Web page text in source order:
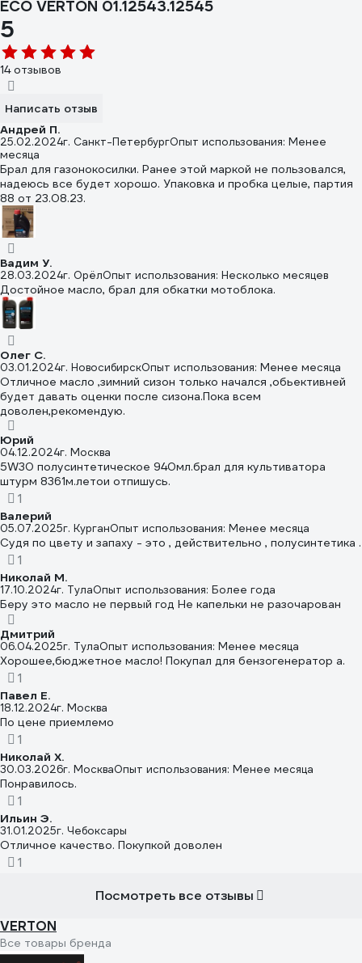
ECO VERTON 01.12543.12545
5
14 отзывов
Написать отзыв
Андрей П.
25.02.2024г. Санкт-ПетербургОпыт использования: Менее
месяца
Брал для газонокосилки. Ранее этой маркой не пользовался,
надеюсь все будет хорошо. Упаковка и пробка целые, партия
88 от 23.08.23.
Вадим У.
28.03.2024г. ОрёлОпыт использования: Несколько месяцев
Достойное масло, брал для обкатки мотоблока.
Олег С.
03.01.2024г. НовосибирскОпыт использования: Менее месяца
Отличное масло ,зимний сизон только начался ,обьективней
будет давать оценки после сизона.Пока всем
доволен,рекомендую.
Юрий
04.12.2024г. Москва
5W30 полусинтетическое 940мл.брал для культиватора
штурм 8361м.летои отпишусь.
1
Валерий
05.07.2025г. КурганОпыт использования: Менее месяца
Судя по цвету и запаху - это , действительно , полусинтетика .
1
Николай М.
17.10.2024г. ТулаОпыт использования: Более года
Беру это масло не первый год Не капельки не разочарован
Дмитрий
06.04.2025г. ТулаОпыт использования: Менее месяца
Хорошее,бюджетное масло! Покупал для бензогенератор а.
1
Павел Е.
18.12.2024г. Москва
По цене приемлемо
1
Николай Х.
30.03.2026г. МоскваОпыт использования: Менее месяца
Понравилось.
1
Ильин Э.
31.01.2025г. Чебоксары
Отличное качество. Покупкой доволен
1
Посмотреть все отзывы
VERTON
Все товары бренда